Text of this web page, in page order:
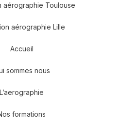
aérographie Toulouse
aérographie Lille
Accueil
sommes nous
L’aerographie
formations